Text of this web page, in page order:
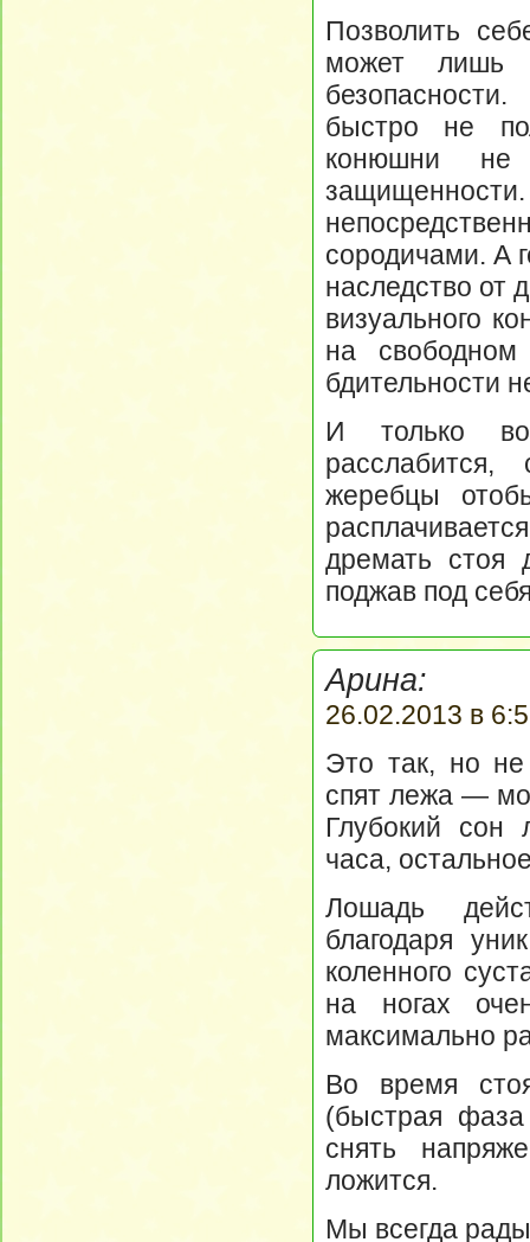
Позволить
может лишь
быстро не
конюшни не
защищенности.
сородичами. А
наследство от
визуального
на
бдительности
И только
жеребцы
дремать стоя
поджав под
Арина:
26.02.2013 в
Это так, но не
спят лежа —
Глубокий сон
часа,
Лошадь
благодаря
коленного
на ногах
максимально
Во время
(быстрая
снять
ложится.
Мы всегда